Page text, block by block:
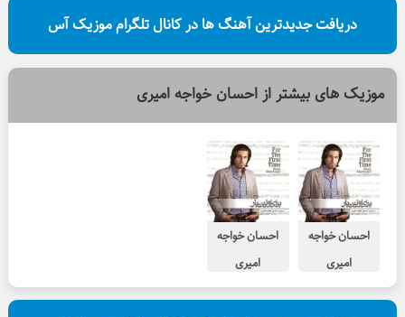
دریافت جدیدترین آهنگ ها در کانال تلگرام موزیک آس
موزیک های بیشتر از احسان خواجه امیری
احسان خواجه
امیری
غریبانه
احسان خواجه
امیری
برای اولین بار